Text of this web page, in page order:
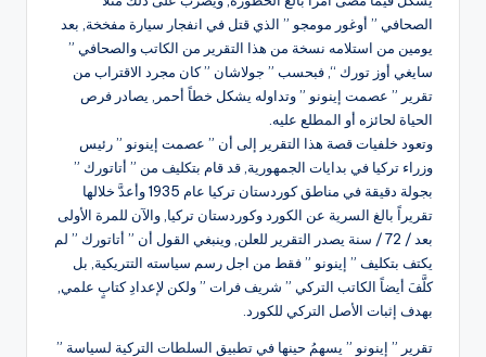
الصحافي ” أوغور مومجو ” الذي قتل في انفجار سيارة مفخخة, بعد
يومين من استلامه نسخة من هذا التقرير من الكاتب والصحافي ”
سايغي أوز تورك “, فبحسب ” جولاشان ” كان مجرد الاقتراب من
تقرير ” عصمت إينونو ” وتداوله يشكل خطاً أحمر, يصادر فرص
الحياة لحائزه أو المطلع عليه.
وتعود خلفيات قصة هذا التقرير إلى أن ” عصمت إينونو ” رئيس
وزراء تركيا في بدايات الجمهورية, قد قام بتكليف من ” أتاتورك ”
بجولة دقيقة في مناطق كوردستان تركيا عام 1935 وأعدَّ خلالها
تقريراً بالغ السرية عن الكورد وكوردستان تركيا, والآن للمرة الأولى
بعد / 72 / سنة يصدر التقرير للعلن, وينبغي القول أن ” أتاتورك ” لم
يكتف بتكليف ” إينونو ” فقط من اجل رسم سياسته التتريكية, بل
كلَّفَ أيضاً الكاتب التركي ” شريف فرات ” ولكن لإعدادِ كتابٍ علمي,
بهدف إثبات الأصل التركي للكورد.
تقرير ” إينونو ” يسهمُ حينها في تطبيق السلطات التركية لسياسة ”